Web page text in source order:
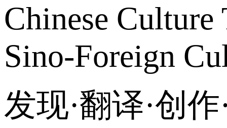
Chinese
Sino-Foreign
发现·翻译·创